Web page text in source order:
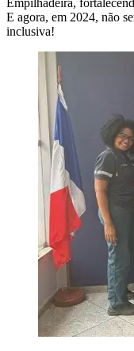
E agora, em 2024, não
inclusiva!